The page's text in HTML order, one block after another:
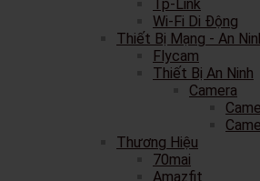
Tp-Link
Wi-Fi Di Động
Thiết Bị Mạng - An
Flycam
Thiết Bị An Ninh
Camera
Thương Hiệu
70mai
Amazfit